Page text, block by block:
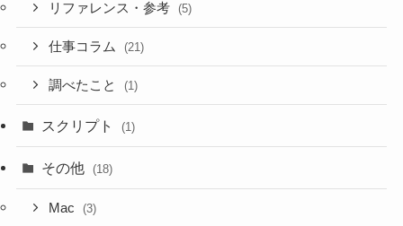
リファレンス・参考 (5)
仕事コラム (21)
調べたこと (1)
スクリプト (1)
その他 (18)
Mac (3)